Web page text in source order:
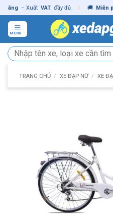
Skip
to
content
– Xuất VAT đầy đủ | 🚚 Miễn phí
MENU
Tìm
kiếm:
TRANG CHỦ / XE ĐẠP NỮ / XE